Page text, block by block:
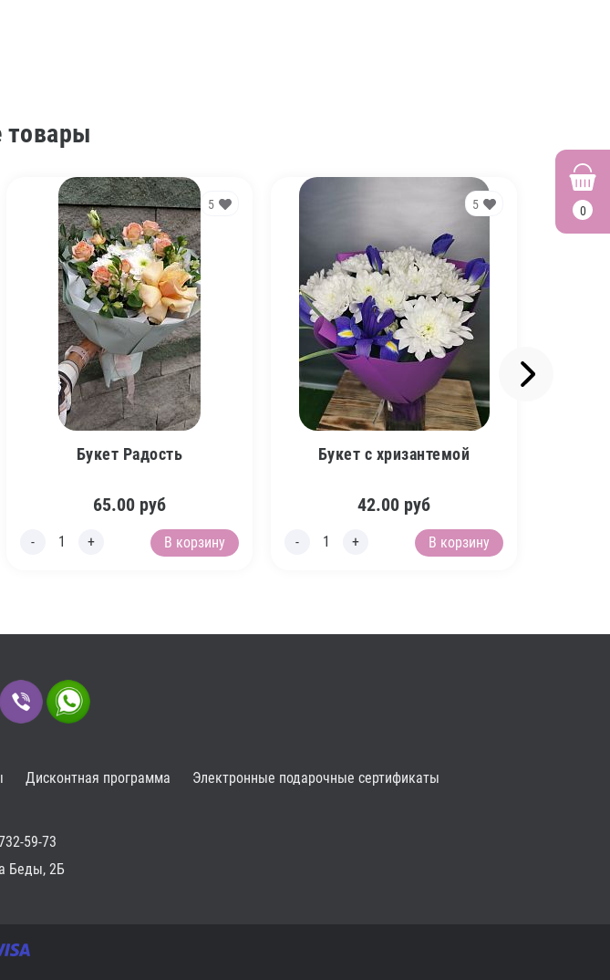
0
5
Букет Радость
65.00 руб
В корзину
5
Букет с хризантемой
42.00 руб
В корзину
Дисконтная программа Электронные подарочные сертификаты
59-73
Беды, 2Б